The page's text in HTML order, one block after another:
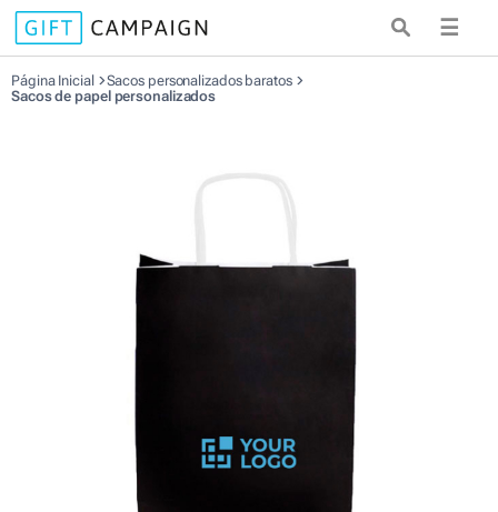
☰
Página Inicial
Sacos personalizados baratos
Sacos de papel personalizados